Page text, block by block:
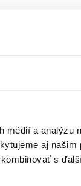
médií a analýzu
aj
s